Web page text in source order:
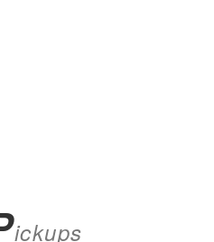
ickups